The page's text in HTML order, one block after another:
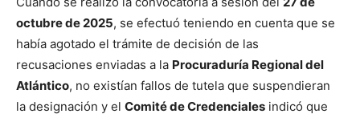
octubre de 2025, se efectuó teniendo en cuenta que se
había agotado el trámite de decisión de las
recusaciones enviadas a la Procuraduría Regional del
Atlántico, no existían fallos de tutela que suspendieran
la designación y el Comité de Credenciales indicó que